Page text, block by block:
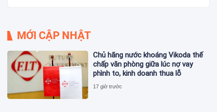
MỚI CẬP NHẬT
Chủ hãng nước khoáng Vikoda thế
chấp văn phòng giữa lúc nợ vay
phình to, kinh doanh thua lỗ
17 giờ trước